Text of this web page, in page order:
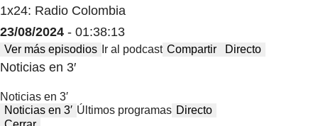
1x24: Radio Colombia
23/08/2024 - 01:38:13
Ver más episodios Ir al podcast Compartir Directo
Noticias en 3′
Noticias en 3′
Noticias en 3′ Últimos programas Directo